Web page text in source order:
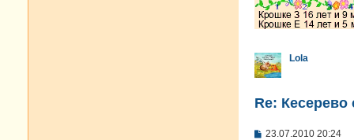
Lola
Re:
С
23.07.2010 20:24